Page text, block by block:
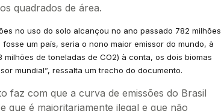
quadrados de área.
no uso do solo alcançou no ano passado 782 milhões
um país, seria o nono maior emissor do mundo, à
milhões de toneladas de CO2) à conta, os dois biomas
mundial”, ressalta um trecho do documento.
faz com que a curva de emissões do Brasil
que é majoritariamente ilegal e que não